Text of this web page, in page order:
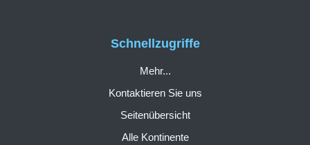
Schnellzugriffe
Mehr...
Kontaktieren Sie uns
Seitenübersicht
Alle Kontinente